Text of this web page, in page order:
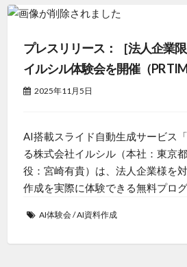
プレスリリース：［法人企業
イルシル体験会を開催（PR
2025年11月5日
AI搭載スライド自動生成サービス
る株式会社イルシル（本社：東京
役：宮崎有貴）は、法人企業様を
作成を実際に体験できる無料プロ
AI体験会/AI資料作成